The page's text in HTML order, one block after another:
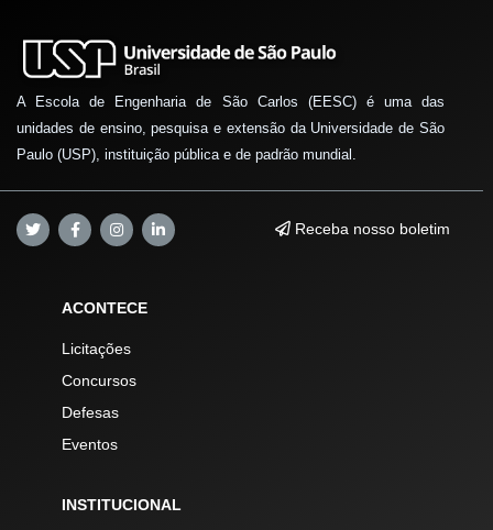
A Escola de Engenharia de São Carlos (EESC) é uma das
unidades de ensino, pesquisa e extensão da Universidade de São
Paulo (USP), instituição pública e de padrão mundial.
Receba nosso boletim
ACONTECE
Licitações
Concursos
Defesas
Eventos
INSTITUCIONAL